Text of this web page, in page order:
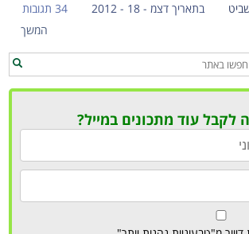
בתאריך דצמ - 18 - 2012
34 תגובות
המשך
לקבל עוד מתכונים במייל?